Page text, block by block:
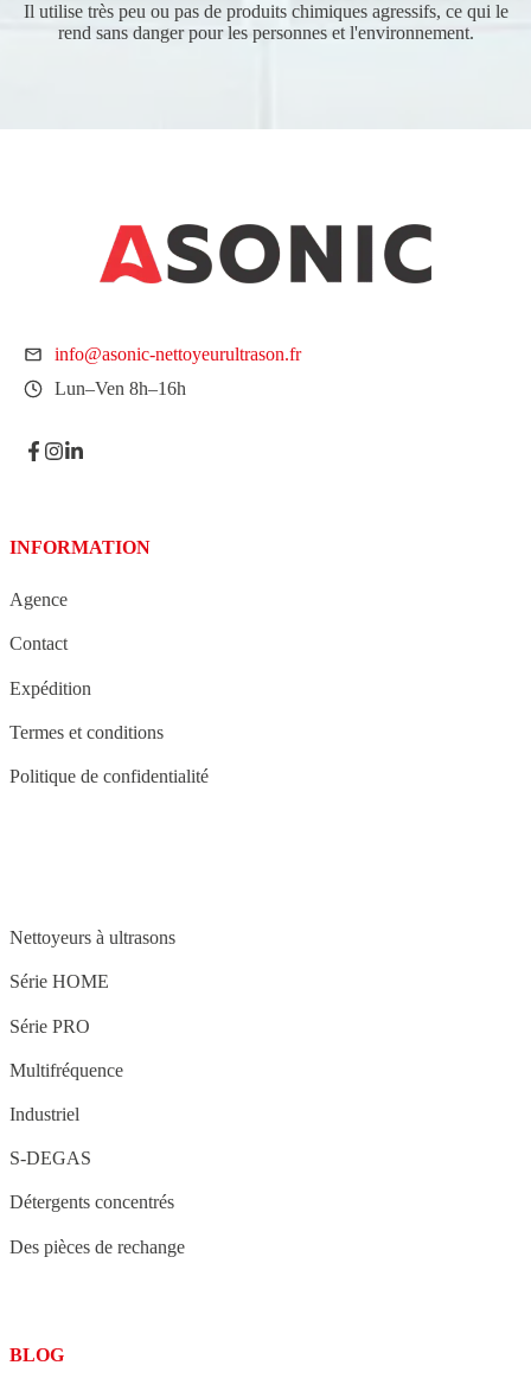
Il utilise très peu ou pas de produits chimiques agressifs, ce qui le
rend sans danger pour les personnes et l'environnement.
info@asonic-nettoyeurultrason.fr
Lun–Ven 8h–16h
INFORMATION
Agence
Contact
Expédition
Termes et conditions
Politique de confidentialité
Nettoyeurs à ultrasons
Série HOME
Série PRO
Multifréquence
Industriel
S-DEGAS
Détergents concentrés
Des pièces de rechange
BLOG